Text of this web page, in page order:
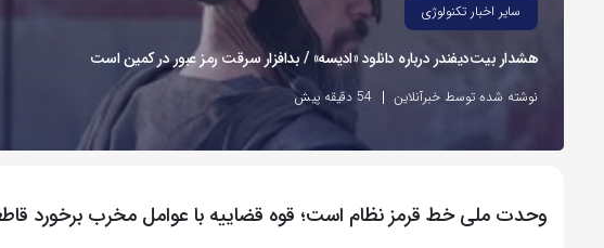
سایر اخبار تکنولوژی
هشدار بیت‌دیفندر درباره دانلود «ادیسه» / بدافزار سرقت رمز عبور در کمین است
نوشته شده توسط خبرآنلاین 54 دقیقه پیش
وحدت ملی خط قرمز نظام است؛ قوه قضاییه با عوامل مخرب برخورد